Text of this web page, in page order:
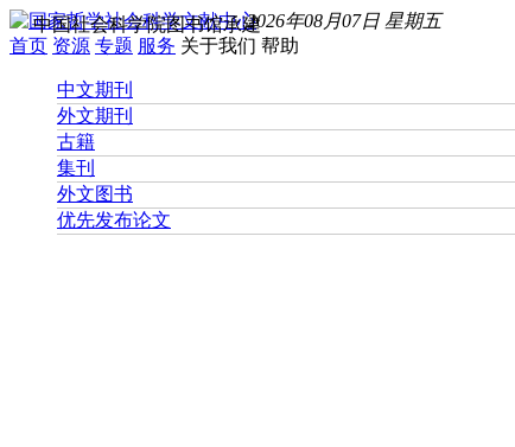
2026年08月07日 星期五
中国社会科学院图书馆承建
首页 资源 专题 服务 关于我们 帮助
中文期刊
外文期刊
古籍
集刊
外文图书
优先发布论文